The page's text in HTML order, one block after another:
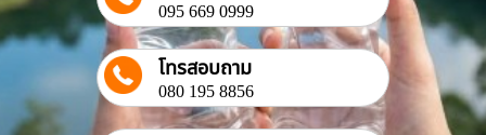
095 669 0999
โทรสอบถาม
080 195 8856